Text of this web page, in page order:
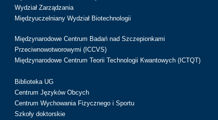
Wydział Zarządzania
Międzyuczelniany Wydział Biotechnologii
Międzynarodowe Centrum Badań nad Szczepionkami
Przeciwnowotworowymi (ICCVS)
Międzynarodowe Centrum Teorii Technologii Kwantowych (ICTQT)
Biblioteka UG
Centrum Języków Obcych
Centrum Wychowania Fizycznego i Sportu
Szkoły doktorskie